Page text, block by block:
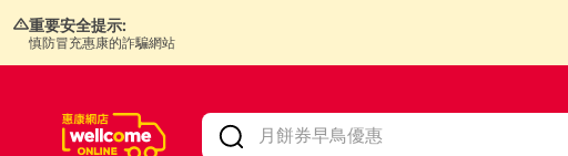
重要安全提示:
慎防冒充惠康的詐騙網站